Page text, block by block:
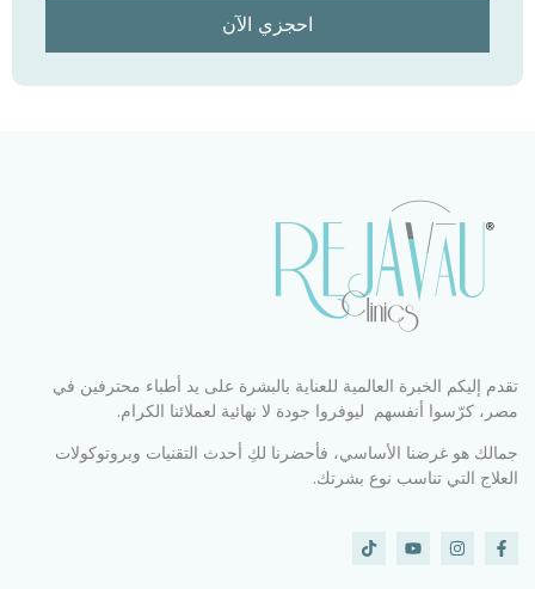
احجزي الآن
تقدم إليكم الخبرة العالمية للعناية بالبشرة على يد أطباء محترفين في
مصر، كرّسوا أنفسهم ليوفروا جودة لا نهائية لعملائنا الكرام.
جمالك هو غرضنا الأساسي، فأحضرنا لكِ أحدث التقنيات وبروتوكولات
العلاج التي تناسب نوع بشرتك.